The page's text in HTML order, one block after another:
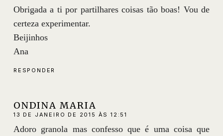
Obrigada a ti por partilhares coisas tão boas! Vou de
certeza experimentar.
Beijinhos
Ana
RESPONDER
ONDINA MARIA
13 DE JANEIRO DE 2015 ÀS 12:51
Adoro granola mas confesso que é uma coisa que